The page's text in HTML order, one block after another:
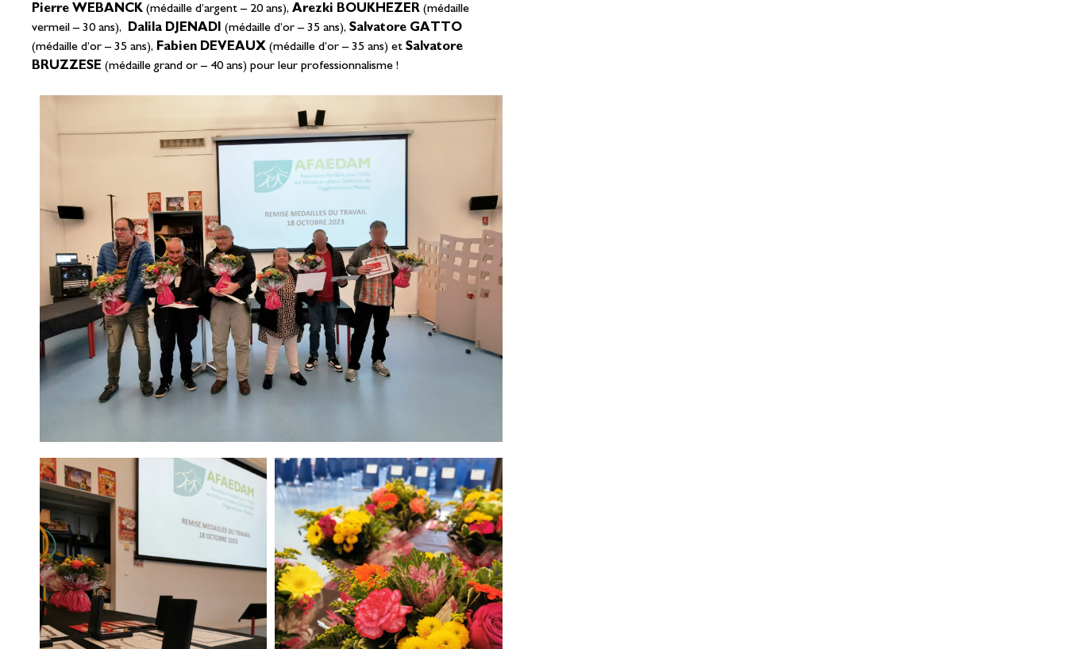
Pierre WEBANCK (médaille d’argent – 20 ans), Arezki BOUKHEZER (médaille
vermeil – 30 ans),
Dalila DJENADI (médaille d’or – 35 ans), Salvatore GATTO
(médaille d’or – 35 ans), Fabien DEVEAUX (médaille d’or – 35 ans) et Salvatore
BRUZZESE (médaille grand or – 40 ans) pour leur professionnalisme !